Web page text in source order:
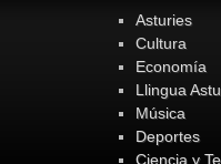
Asturies
Cultura
Economía
Llingua
Música
Deportes
Ciencia y